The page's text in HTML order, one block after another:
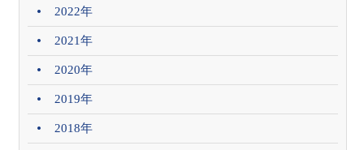
2022年
2021年
2020年
2019年
2018年